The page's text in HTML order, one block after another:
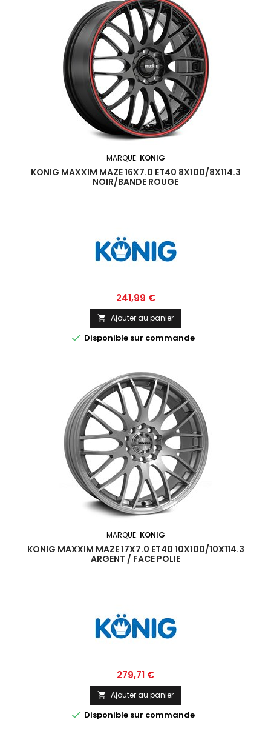
MARQUE: KONIG
KONIG MAXXIM MAZE 16X7.0 ET40 8X100/8X114.3
NOIR/BANDE ROUGE
Prix
241,99 €
 Ajouter au panier
 Disponible sur commande
MARQUE: KONIG
KONIG MAXXIM MAZE 17X7.0 ET40 10X100/10X114.3
ARGENT / FACE POLIE
Prix
279,71 €
 Ajouter au panier
 Disponible sur commande